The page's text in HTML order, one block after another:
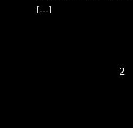
[…]
2